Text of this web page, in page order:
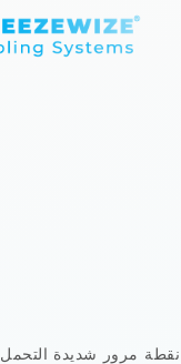
نقطة مرور شديدة